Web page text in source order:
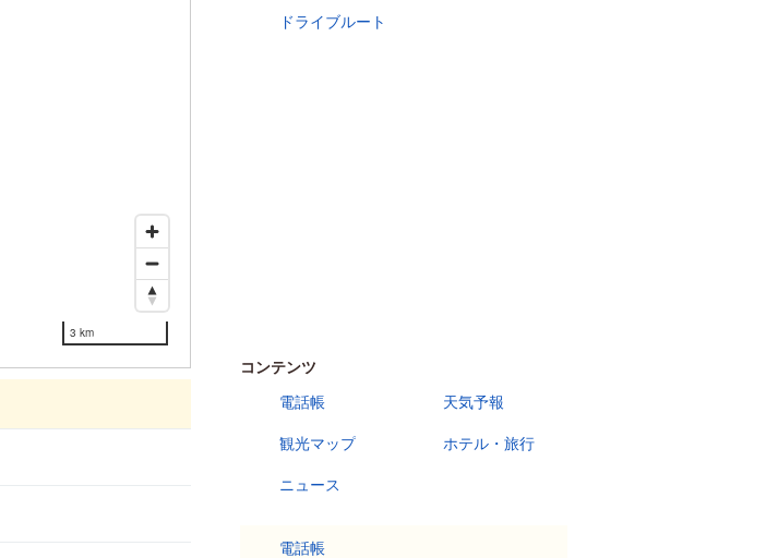
3 km
ドライブルート
コンテンツ
電話帳
天気予報
観光マップ ホテル・旅行
ニュース
電話帳